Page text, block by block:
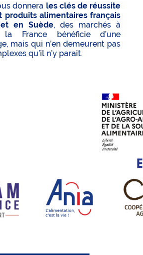
donnera les clés de réussite
produits alimentaires français
en Suède, des marchés à
France bénéficie d’une
mais qui n’en demeurent pas
qu’il n’y parait.